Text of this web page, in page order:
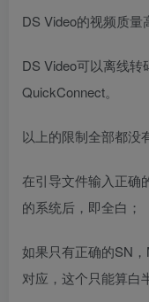
DS Video的视频质量
DS Video可以离线
QuickConnect。
以上的限制全部都没
在引导文件输入正确
的系统后，即全白；
如果只有正确的SN
对应，这个只能算白